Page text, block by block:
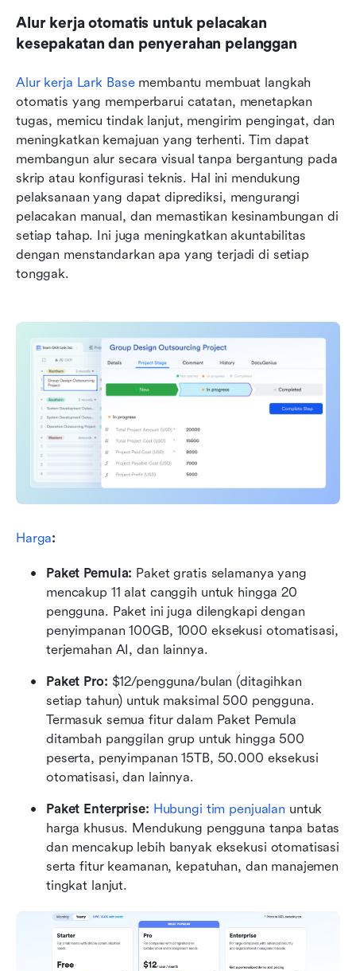
Alur kerja otomatis untuk pelacakan
kesepakatan dan penyerahan pelanggan
Alur kerja Lark Base membantu membuat langkah
otomatis yang memperbarui catatan, menetapkan
tugas, memicu tindak lanjut, mengirim pengingat, dan
meningkatkan kemajuan yang terhenti. Tim dapat
membangun alur secara visual tanpa bergantung pada
skrip atau konfigurasi teknis. Hal ini mendukung
pelaksanaan yang dapat diprediksi, mengurangi
pelacakan manual, dan memastikan kesinambungan di
setiap tahap. Ini juga meningkatkan akuntabilitas
dengan menstandarkan apa yang terjadi di setiap
tonggak.
Harga:
Paket Pemula: Paket gratis selamanya yang
mencakup 11 alat canggih untuk hingga 20
pengguna. Paket ini juga dilengkapi dengan
penyimpanan 100GB, 1000 eksekusi otomatisasi,
terjemahan AI, dan lainnya.
Paket Pro: $12/pengguna/bulan (ditagihkan
setiap tahun) untuk maksimal 500 pengguna.
Termasuk semua fitur dalam Paket Pemula
ditambah panggilan grup untuk hingga 500
peserta, penyimpanan 15TB, 50.000 eksekusi
otomatisasi, dan lainnya.
Paket Enterprise: Hubungi tim penjualan untuk
harga khusus. Mendukung pengguna tanpa batas
dan mencakup lebih banyak eksekusi otomatisasi
serta fitur keamanan, kepatuhan, dan manajemen
tingkat lanjut.